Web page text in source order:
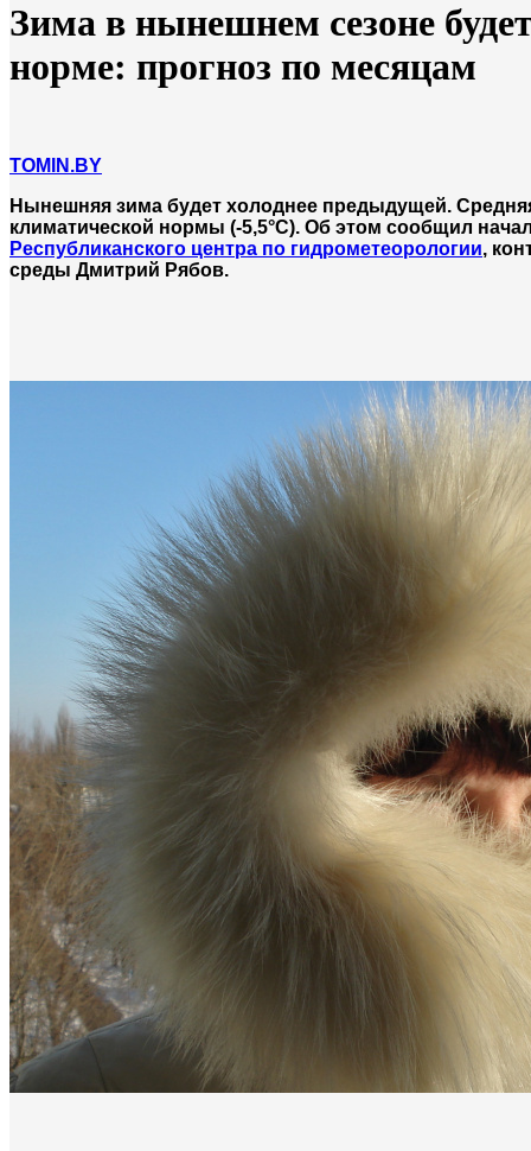
Зима в нынешнем сезоне
норме: прогноз по месяцам
TOMIN.BY
Нынешняя зима будет холоднее предыдущей.
климатической нормы (-5,5°С). Об этом сообщил
Республиканского центра по гидрометеорологии,
среды Дмитрий Рябов.